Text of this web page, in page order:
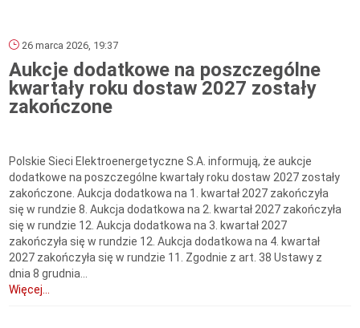
26 marca 2026, 19:37
Aukcje dodatkowe na poszczególne
kwartały roku dostaw 2027 zostały
zakończone
Polskie Sieci Elektroenergetyczne S.A. informują, że aukcje
dodatkowe na poszczególne kwartały roku dostaw 2027 zostały
zakończone. Aukcja dodatkowa na 1. kwartał 2027 zakończyła
się w rundzie 8. Aukcja dodatkowa na 2. kwartał 2027 zakończyła
się w rundzie 12. Aukcja dodatkowa na 3. kwartał 2027
zakończyła się w rundzie 12. Aukcja dodatkowa na 4. kwartał
2027 zakończyła się w rundzie 11. Zgodnie z art. 38 Ustawy z
dnia 8 grudnia...
Więcej...